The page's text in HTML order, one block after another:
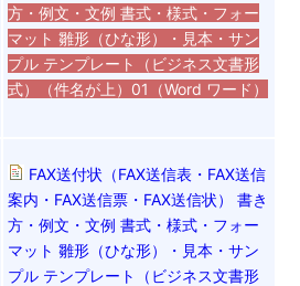
方・例文・文例 書式・様式・フォー
マット 雛形（ひな形）・見本・サン
プル テンプレート（ビジネス文書形
式）（件名が上）01（Word ワード）
FAX送付状（FAX送信表・FAX送信
案内・FAX送信票・FAX送信状） 書き
方・例文・文例 書式・様式・フォー
マット 雛形（ひな形）・見本・サン
プル テンプレート（ビジネス文書形